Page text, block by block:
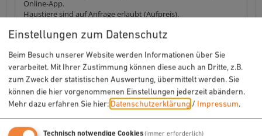
Online-App.
Haustiere sind auf Anfrage erlaubt (Aufpreis).
Zustellbett: nicht vorhanden
Ausstattung:1 Schlafraum, Bettwäsche vorhanden,
Fernseher, Französisches Bett, Fußende der Betten offen,
Föhn, Größe in m²: 20, Handtücher vorhanden, Heizung,
Klimaanlage im Zimmer, Kosmetikspiegel, Rauchmelder,
SchreibtischSanitär:Dusche, Separates WC, WC, WC und
Dusche und BadLage:Haupthaus, Neubau
Einstellungen zum Datenschutz
Beim Besuch unserer Website werden Informationen über Sie
verarbeitet. Mit Ihrer Zustimmung können diese auch an Dritte, z.B.
zum Zweck der statistischen Auswertung, übermittelt werden. Sie
können die hier vorgenommenen Einstellungen jederzeit abändern.
Mehr dazu erfahren Sie hier:Datenschutzerklärung / Impressum.
Technisch notwendige Cookies(immer erforderlich)